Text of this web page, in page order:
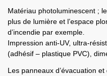
Matériau photoluminescent ;
plus de lumière et l’espace
d’incendie par exemple.
Impression anti-UV, ultra-
(adhésif – plastique PVC),
Les panneaux d’évacuation